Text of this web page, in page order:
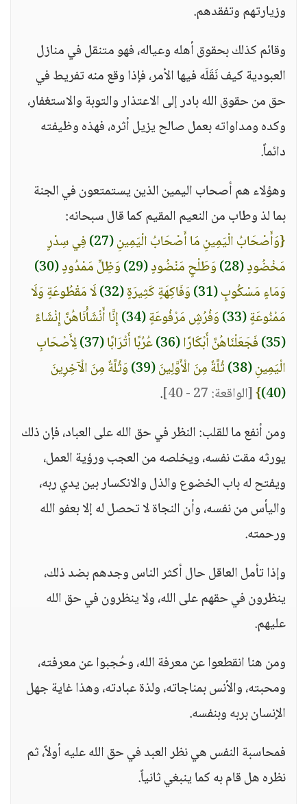
وزيارتهم وتفقدهم.
وقائم كذلك بحقوق أهله وعياله، فهو متنقل في منازل
العبودية كيف نَقَلَه فيها الأمر، فإذا وقع منه تفريط في
حق من حقوق الله بادر إلى الاعتذار والتوبة والاستغفار،
وكده ومداواته بعمل صالح يزيل أثره، فهذه وظيفته
دائماً.
وهؤلاء هم أصحاب اليمين الذين يستمتعون في الجنة
بما لذ وطاب من النعيم المقيم كما قال سبحانه:
{وَأَصْحَابُ الْيَمِينِ مَا أَصْحَابُ الْيَمِينِ(27)
فِي سِدْرٍ
مَخْضُودٍ(28) وَطَلْحٍ مَنْضُودٍ(29) وَظِلٍّ مَمْدُودٍ(30)
وَمَاءٍ مَسْكُوبٍ(31) وَفَاكِهَةٍ كَثِيرَةٍ(32)
لَا مَقْطُوعَةٍ وَلَا
مَمْنُوعَةٍ(33) وَفُرُشٍ مَرْفُوعَةٍ(34)
إِنَّا أَنْشَأْنَاهُنَّ إِنْشَاءً
(35)
فَجَعَلْنَاهُنَّ أَبْكَارًا(36) عُرُبًا أَتْرَابًا(37)
لِأَصْحَابِ
الْيَمِينِ(38) ثُلَّةٌ مِنَ الْأَوَّلِينَ(39)
وَثُلَّةٌ مِنَ الْآخِرِينَ
(40)
}[الواقعة: 27 - 40]
.
ومن أنفع ما للقلب: النظر في حق الله على العباد، فإن ذلك
يورثه مقت نفسه، ويخلصه من العجب ورؤية العمل،
ويفتح له باب الخضوع والذل والانكسار بين يدي ربه،
واليأس من نفسه، وأن النجاة لا تحصل له إلا بعفو الله
ورحمته.
وإذا تأمل العاقل حال أكثر الناس وجدهم بضد ذلك،
ينظرون في حقهم على الله، ولا ينظرون في حق الله
عليهم.
ومن هنا انقطعوا عن معرفة الله، وحُجبوا عن معرفته،
ومحبته، والأنس بمناجاته، ولذة عبادته، وهذا غاية جهل
الإنسان بربه وبنفسه.
فمحاسبة النفس هي نظر العبد في حق الله عليه أولاً، ثم
نظره هل قام به كما ينبغي ثانياً.